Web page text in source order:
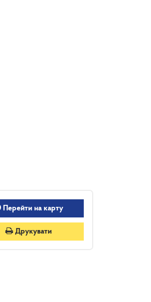
Перейти на карту
Друкувати